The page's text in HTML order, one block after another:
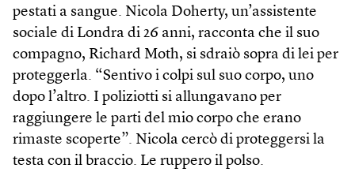
pestati a sangue. Nicola Doherty, un’assistente
sociale di Londra di 26 anni, racconta che il suo
compagno, Richard Moth, si sdraiò sopra di lei per
proteggerla. “Sentivo i colpi sul suo corpo, uno
dopo l’altro. I poliziotti si allungavano per
raggiungere le parti del mio corpo che erano
rimaste scoperte”. Nicola cercò di proteggersi la
testa con il braccio. Le ruppero il polso.